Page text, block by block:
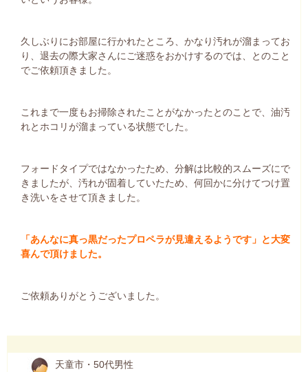
久しぶりにお部屋に行かれたところ、かなり汚れが溜まってお
り、退去の際大家さんにご迷惑をおかけするのでは、とのこと
でご依頼頂きました。
これまで一度もお掃除されたことがなかったとのことで、油汚
れとホコリが溜まっている状態でした。
フォードタイプではなかったため、分解は比較的スムーズにで
きましたが、汚れが固着していたため、何回かに分けてつけ置
き洗いをさせて頂きました。
「あんなに真っ黒だったプロペラが見違えるようです」と大変
喜んで頂けました。
ご依頼ありがとうございました。
天童市・50代男性